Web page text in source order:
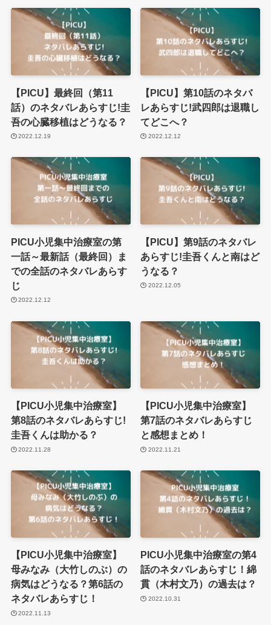
【PICU】最終回（第11
話）のネタバレあらすじ!圭
吾の心臓移植はどうなる？
2022.12.19
【PICU】第10話のネタバ
レあらすじ!武四郎は退職し
てどこへ？
2022.12.12
PICU小児集中治療室の第
一話～最新話（最終回）ま
での全話のネタバレあらす
じ
2022.12.12
【PICU】第9話のネタバレ
あらすじ!圭吾くんと南はど
うなる？
2022.12.05
【PICU小児集中治療室】
第8話のネタバレあらすじ!
圭吾くんは助かる？
2022.11.28
【PICU小児集中治療室】
第7話のネタバレあらすじ
と感想まとめ！
2022.11.21
【PICU小児集中治療室】
母みなみ（大竹しのぶ）の
病気はどうなる？第6話の
ネタバレあらすじ！
2022.11.13
PICU小児集中治療室の第4
話のネタバレあらすじ！綿
貫（木村文乃）の過去は？
2022.10.31